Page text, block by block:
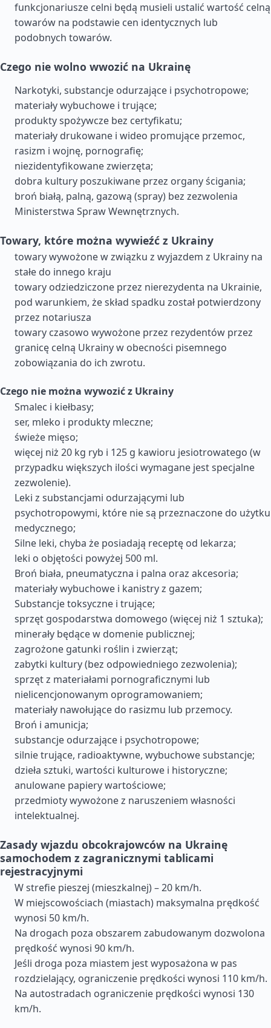
funkcjonariusze celni będą musieli ustalić wartość celną
towarów na podstawie cen identycznych lub
podobnych towarów.
Czego nie wolno wwozić na Ukrainę
Narkotyki, substancje odurzające i psychotropowe;
materiały wybuchowe i trujące;
produkty spożywcze bez certyfikatu;
materiały drukowane i wideo promujące przemoc,
rasizm i wojnę, pornografię;
niezidentyfikowane zwierzęta;
dobra kultury poszukiwane przez organy ścigania;
broń białą, palną, gazową (spray) bez zezwolenia
Ministerstwa Spraw Wewnętrznych.
Towary, które można wywieźć z Ukrainy
towary wywożone w związku z wyjazdem z Ukrainy na
stałe do innego kraju
towary odziedziczone przez nierezydenta na Ukrainie,
pod warunkiem, że skład spadku został potwierdzony
przez notariusza
towary czasowo wywożone przez rezydentów przez
granicę celną Ukrainy w obecności pisemnego
zobowiązania do ich zwrotu.
Czego nie można wywozić z Ukrainy
Smalec i kiełbasy;
ser, mleko i produkty mleczne;
świeże mięso;
więcej niż 20 kg ryb i 125 g kawioru jesiotrowatego (w
przypadku większych ilości wymagane jest specjalne
zezwolenie).
Leki z substancjami odurzającymi lub
psychotropowymi, które nie są przeznaczone do użytku
medycznego;
Silne leki, chyba że posiadają receptę od lekarza;
leki o objętości powyżej 500 ml.
Broń biała, pneumatyczna i palna oraz akcesoria;
materiały wybuchowe i kanistry z gazem;
Substancje toksyczne i trujące;
sprzęt gospodarstwa domowego (więcej niż 1 sztuka);
minerały będące w domenie publicznej;
zagrożone gatunki roślin i zwierząt;
zabytki kultury (bez odpowiedniego zezwolenia);
sprzęt z materiałami pornograficznymi lub
nielicencjonowanym oprogramowaniem;
materiały nawołujące do rasizmu lub przemocy.
Broń i amunicja;
substancje odurzające i psychotropowe;
silnie trujące, radioaktywne, wybuchowe substancje;
dzieła sztuki, wartości kulturowe i historyczne;
anulowane papiery wartościowe;
przedmioty wywożone z naruszeniem własności
intelektualnej.
Zasady wjazdu obcokrajowców na Ukrainę
samochodem z zagranicznymi tablicami
rejestracyjnymi
W strefie pieszej (mieszkalnej) – 20 km/h.
W miejscowościach (miastach) maksymalna prędkość
wynosi 50 km/h.
Na drogach poza obszarem zabudowanym dozwolona
prędkość wynosi 90 km/h.
Jeśli droga poza miastem jest wyposażona w pas
rozdzielający, ograniczenie prędkości wynosi 110 km/h.
Na autostradach ograniczenie prędkości wynosi 130
km/h.